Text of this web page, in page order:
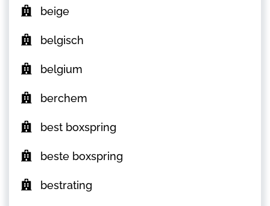
beige
belgisch
belgium
berchem
best boxspring
beste boxspring
bestrating